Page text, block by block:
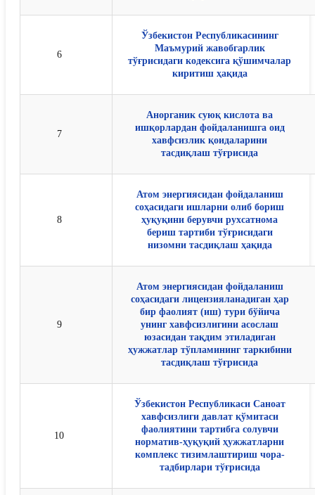
6
Ўзбекистон Республикасининг
Маъмурий жавобгарлик
тўғрисидаги кодексига қўшимчалар
киритиш ҳақида
7
Анорганик суюқ кислота ва
ишқорлардан фойдаланишга оид
хавфсизлик қоидаларини
тасдиқлаш тўғрисида
8
Атом энергиясидан фойдаланиш
соҳасидаги ишларни олиб бориш
ҳуқуқини берувчи рухсатнома
бериш тартиби тўғрисидаги
низомни тасдиқлаш ҳақида
9
Атом энергиясидан фойдаланиш
соҳасидаги лицензияланадиган ҳар
бир фаолият (иш) тури бўйича
унинг хавфсизлигини асослаш
юзасидан тақдим этиладиган
ҳужжатлар тўпламининг таркибини
тасдиқлаш тўғрисида
10
Ўзбекистон Республикаси Саноат
хавфсизлиги давлат қўмитаси
фаолиятини тартибга солувчи
норматив-ҳуқуқий ҳужжатларни
комплекс тизимлаштириш чора-
тадбирлари тўғрисида